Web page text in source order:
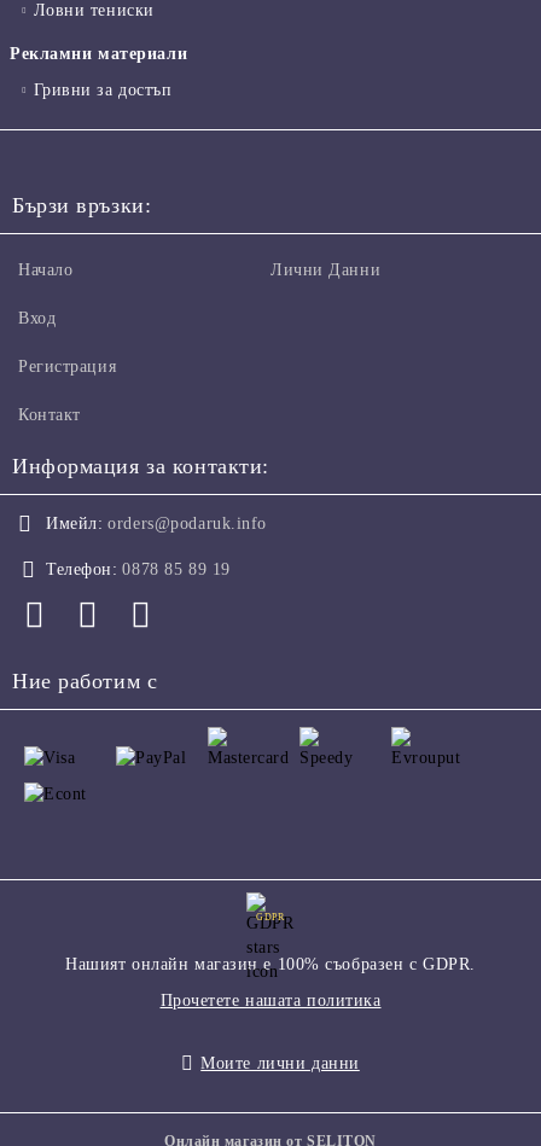
Ловни тениски
Рекламни материали
Гривни за достъп
Бързи връзки:
Начало
Вход
Регистрация
Контакт
Лични Данни
Информация за контакти:
Имейл: orders@podaruk.info
Телефон: 0878 85 89 19
Ние работим с
GDPR
Нашият онлайн магазин е 100% съобразен с GDPR.
Прочетете нашата политика
Моите лични данни
Онлайн магазин от SELITON